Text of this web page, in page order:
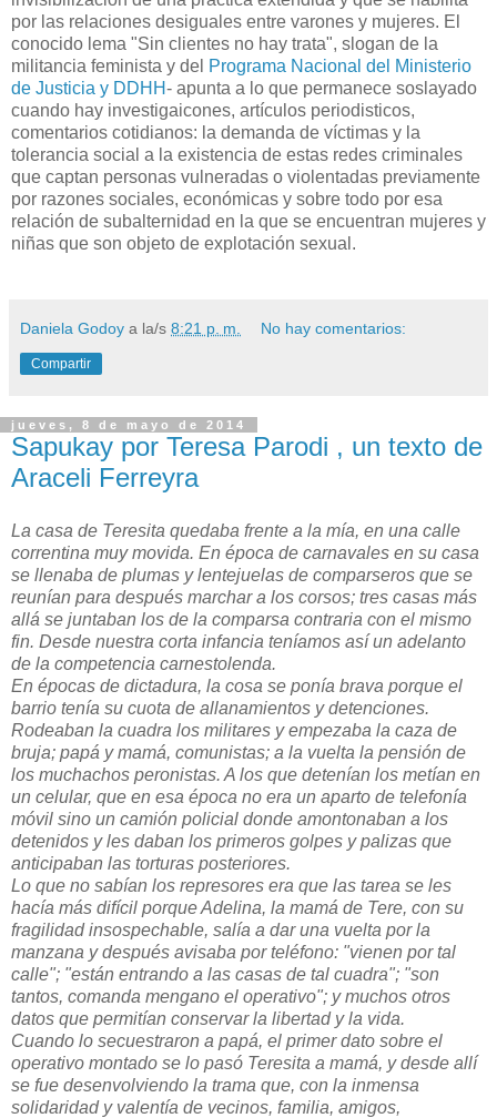
por las relaciones desiguales entre varones y mujeres. El
conocido lema "Sin clientes no hay trata", slogan de la
militancia feminista y del Programa Nacional del Ministerio
de Justicia y DDHH- apunta a lo que permanece soslayado
cuando hay investigaicones, artículos periodisticos,
comentarios cotidianos: la demanda de víctimas y la
tolerancia social a la existencia de estas redes criminales
que captan personas vulneradas o violentadas previamente
por razones sociales, económicas y sobre todo por esa
relación de subalternidad en la que se encuentran mujeres y
niñas que son objeto de explotación sexual.
Daniela Godoy a la/s 8:21 p. m. No hay comentarios:
Compartir
jueves, 8 de mayo de 2014
Sapukay por Teresa Parodi , un texto de
Araceli Ferreyra
La casa de Teresita quedaba frente a la mía, en una calle
correntina muy movida. En época de carnavales en su casa
se llenaba de plumas y lentejuelas de comparseros que se
reunían para después marchar a los corsos; tres casas más
allá se juntaban los de la comparsa contraria con el mismo
fin. Desde nuestra corta infancia teníamos así un adelanto
de la competencia carnestolenda.
En épocas de dictadura, la cosa se ponía brava porque el
barrio tenía su cuota de allanamientos y detenciones.
Rodeaban la cuadra los militares y empezaba la caza de
bruja; papá y mamá, comunistas; a la vuelta la pensión de
los muchachos peronistas. A los que detenían los metían en
un celular, que en esa época no era un aparto de telefonía
móvil sino un camión policial donde amontonaban a los
detenidos y les daban los primeros golpes y palizas que
anticipaban las torturas posteriores.
Lo que no sabían los represores era que las tarea se les
hacía más difícil porque Adelina, la mamá de Tere, con su
fragilidad insospechable, salía a dar una vuelta por la
manzana y después avisaba por teléfono: "vienen por tal
calle"; "están entrando a las casas de tal cuadra"; "son
tantos, comanda mengano el operativo"; y muchos otros
datos que permitían conservar la libertad y la vida.
Cuando lo secuestraron a papá, el primer dato sobre el
operativo montado se lo pasó Teresita a mamá, y desde allí
se fue desenvolviendo la trama que, con la inmensa
solidaridad y valentía de vecinos, familia, amigos,